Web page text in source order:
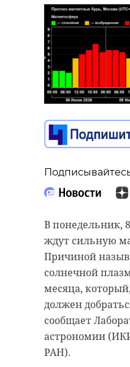
В понедельник,
ждут сильную
Причиной
солнечной
месяца,
должен
сообщает
астрономии
РАН).